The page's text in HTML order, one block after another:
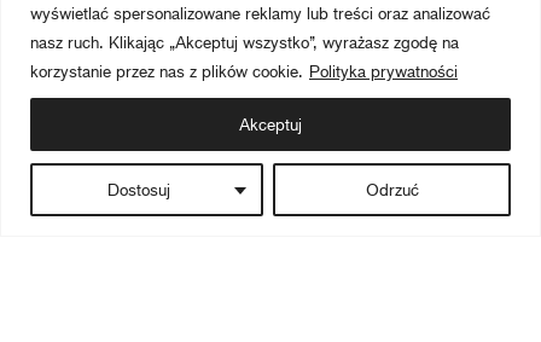
wyświetlać spersonalizowane reklamy lub treści oraz analizować
nasz ruch. Klikając „Akceptuj wszystko”, wyrażasz zgodę na
korzystanie przez nas z plików cookie. Polityka prywatności
Dostosuj Odrzuć
Akceptuj